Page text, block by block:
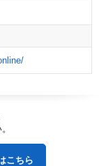
こちら